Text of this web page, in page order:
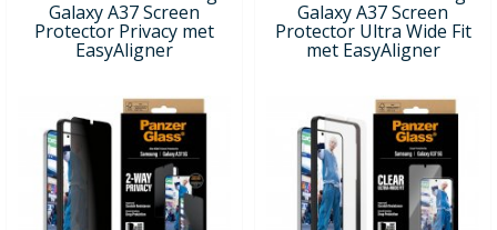
Galaxy A37 Screen
Protector Privacy met
EasyAligner
Galaxy A37 Screen
Protector Ultra Wide Fit
met EasyAligner